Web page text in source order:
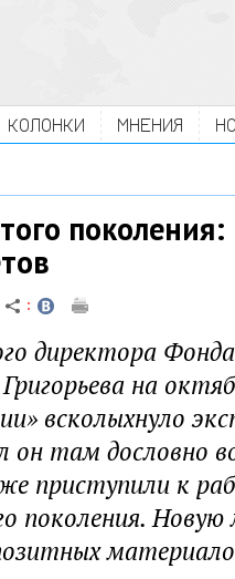
КОЛОНКИ МНЕНИЯ
директора
на
всколыхнуло
он там дословно
приступили к
поколения. Новую